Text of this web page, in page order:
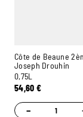
Côte de Beaune
Joseph Drouhin
0,75L
54,60€
−